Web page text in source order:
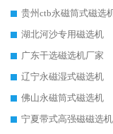
贵州ctb永磁筒式磁选
湖北河沙专用磁选机
广东干选磁选机厂家
辽宁永磁湿式磁选机
佛山永磁筒式磁选机
宁夏带式高强磁磁选机